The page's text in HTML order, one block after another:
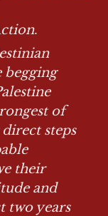
.
begging
of
steps
their
and
two years